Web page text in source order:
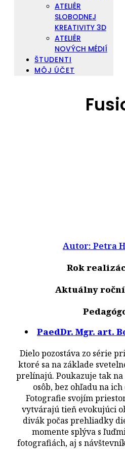
ATELIÉR
SLOBODNEJ
KREATIVITY 3D
ATELIÉR
NOVÝCH MÉDIÍ
ŠTUDENTI
MÔJ ÚČET
Autor: Petra
Rok
Aktuálny
PaedDr. Mgr. art.
Dielo pozostáva zo série
ktoré sa na základe
prelínajú. Poukazuje tak
osôb, bez ohľadu na
Fotografie svojím
vytvárajú tieň evokujúci
divák počas prehliadky
momente splýva s
fotografiách, aj s